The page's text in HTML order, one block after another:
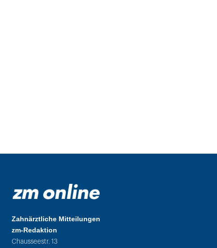
Zahnärztliche Mitteilungen
zm-Redaktion
Chausseestr. 13